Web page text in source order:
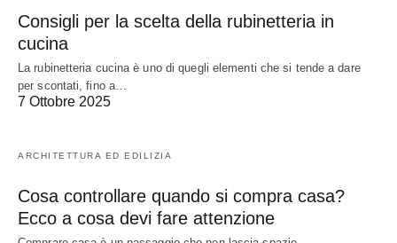
Consigli per la scelta della rubinetteria in
cucina
La rubinetteria cucina è uno di quegli elementi che si tende a dare
per scontati, fino a…
7 Ottobre 2025
ARCHITETTURA ED EDILIZIA
Cosa controllare quando si compra casa?
Ecco a cosa devi fare attenzione